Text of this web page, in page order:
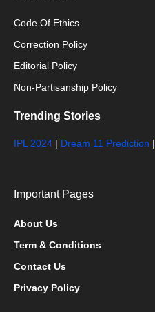
Code Of Ethics
Correction Policy
Editorial Policy
Non-Partisanship Policy
Trending Stories
IPL 2024 | Dream 11 Prediction |
Important Pages
About Us
Term & Conditions
Contact Us
Privacy Policy